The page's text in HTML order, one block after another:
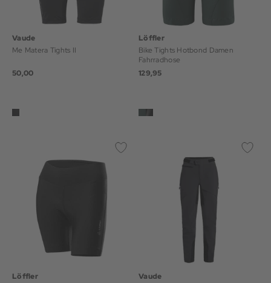
Vaude
Me Matera Tights II
50,00
Löffler
Bike Tights Hotbond Damen
Fahrradhose
129,95
Löffler
Vaude